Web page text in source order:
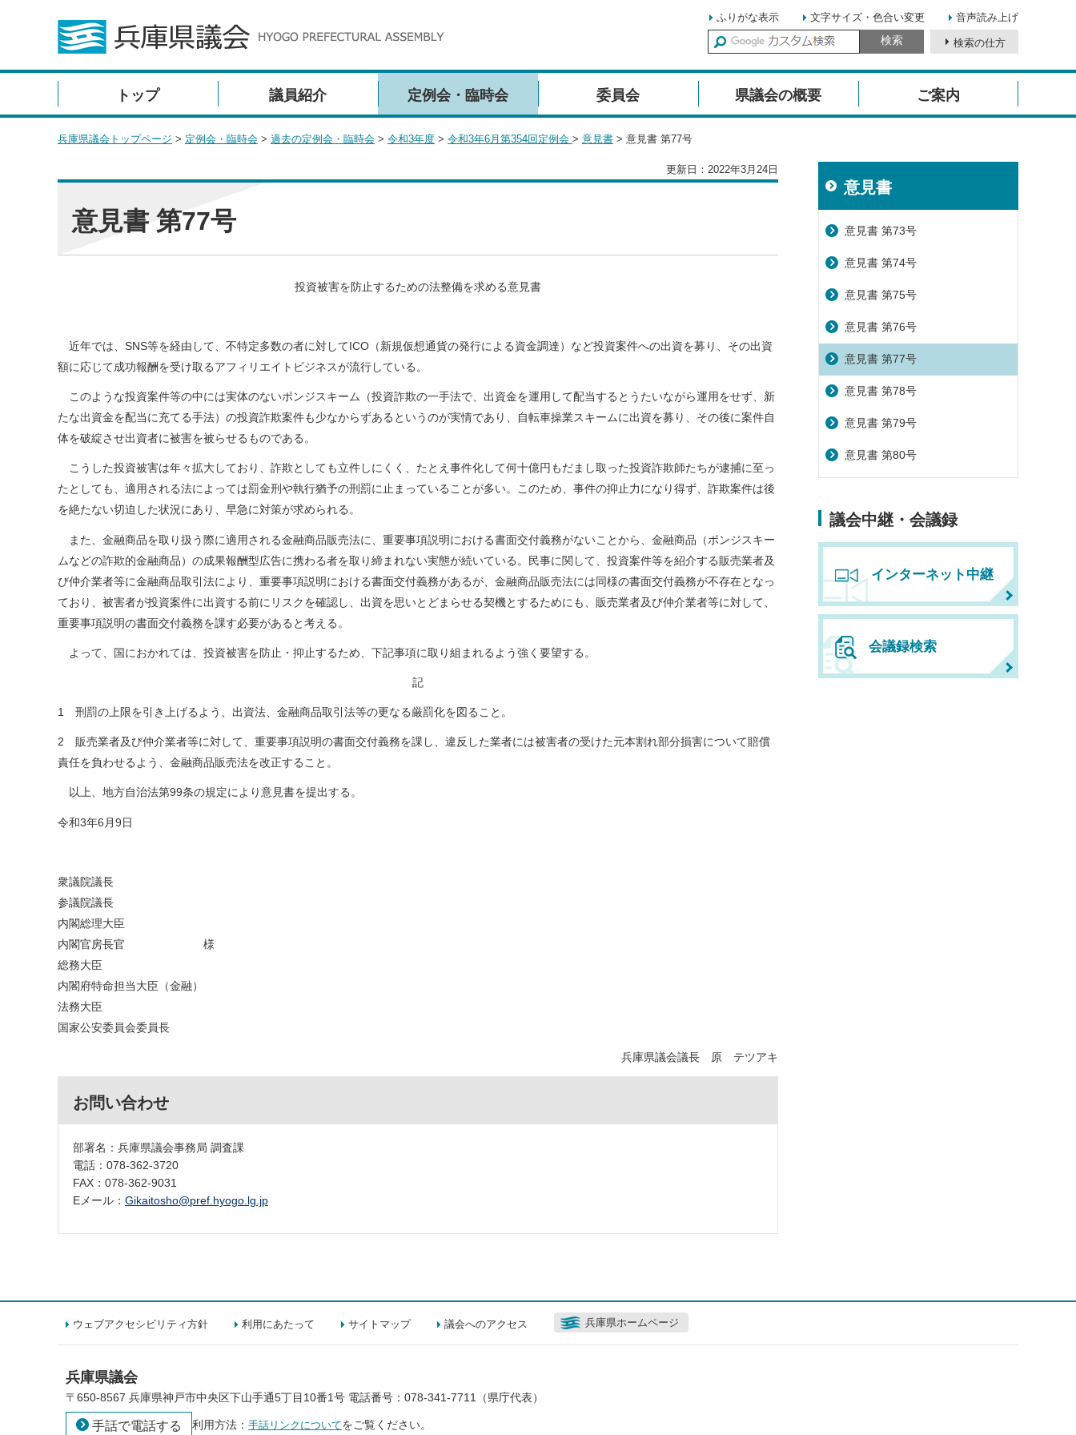
ふりがな表示 文字サイズ・色合い変更 音声読み上げ
検
検索の仕方
トップ 議員紹介 定例会・臨時会 委員会 県議会の概要 ご案内
兵庫県議会トップページ > 定例会・臨時会 > 過去の定例会・臨時会 > 令和3年度 > 令和3年6月第354回定例会 > 意見書 > 意見書 第77号
更新日：2022年3月24日
意見書 第77号
投資被害を防止するための法整備を求める意見書
近年では、SNS等を経由して、不特定多数の者に対してICO（新規仮想通貨の発行による資金調達）など投資案件への出資を募り、その出資
額に応じて成功報酬を受け取るアフィリエイトビジネスが流行している。
このような投資案件等の中には実体のないポンジスキーム（投資詐欺の一手法で、出資金を運用して配当するとうたいながら運用をせず、新
たな出資金を配当に充てる手法）の投資詐欺案件も少なからずあるというのが実情であり、自転車操業スキームに出資を募り、その後に案件自
体を破綻させ出資者に被害を被らせるものである。
こうした投資被害は年々拡大しており、詐欺としても立件しにくく、たとえ事件化して何十億円もだまし取った投資詐欺師たちが逮捕に至っ
たとしても、適用される法によっては罰金刑や執行猶予の刑罰に止まっていることが多い。このため、事件の抑止力になり得ず、詐欺案件は後
を絶たない切迫した状況にあり、早急に対策が求められる。
また、金融商品を取り扱う際に適用される金融商品販売法に、重要事項説明における書面交付義務がないことから、金融商品（ポンジスキー
ムなどの詐欺的金融商品）の成果報酬型広告に携わる者を取り締まれない実態が続いている。民事に関して、投資案件等を紹介する販売業者及
び仲介業者等に金融商品取引法により、重要事項説明における書面交付義務があるが、金融商品販売法には同様の書面交付義務が不存在となっ
ており、被害者が投資案件に出資する前にリスクを確認し、出資を思いとどまらせる契機とするためにも、販売業者及び仲介業者等に対して、
重要事項説明の書面交付義務を課す必要があると考える。
よって、国におかれては、投資被害を防止・抑止するため、下記事項に取り組まれるよう強く要望する。
記
1 刑罰の上限を引き上げるよう、出資法、金融商品取引法等の更なる厳罰化を図ること。
2 販売業者及び仲介業者等に対して、重要事項説明の書面交付義務を課し、違反した業者には被害者の受けた元本割れ部分損害について賠償
責任を負わせるよう、金融商品販売法を改正すること。
以上、地方自治法第99条の規定により意見書を提出する。
令和3年6月9日
衆議院議長
参議院議長
内閣総理大臣
内閣官房長官
様
総務大臣
内閣府特命担当大臣（金融）
法務大臣
国家公安委員会委員長
兵庫県議会議長 原 テツアキ
お問い合わせ
部署名：兵庫県議会事務局 調査課
電話：078-362-3720
FAX：078-362-9031
Eメール： Gikaitosho@pref.hyogo.lg.jp
意見書
意見書 第73号
意見書 第74号
意見書 第75号
意見書 第76号
意見書 第77号
意見書 第78号
意見書 第79号
意見書 第80号
議会中継・会議録
インターネット中継
会議録検索
ウェブアクセシビリティ方針 利用にあたって サイトマップ 議会へのアクセス 兵庫県ホームページ
兵庫県議会
〒650-8567 兵庫県神戸市中央区下山手通5丁目10番1号 電話番号：078-341-7711（県庁代表）
手話で電話する 利用方法： 手話リンクについてをご覧ください。